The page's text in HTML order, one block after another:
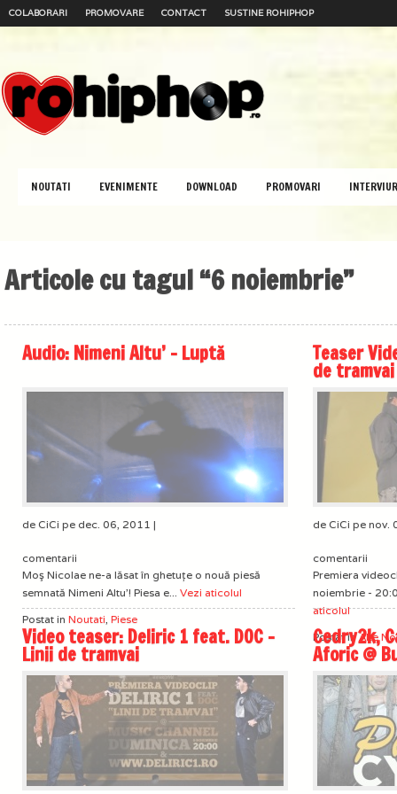
COLABORARI PROMOVARE CONTACT SUSTINE ROHIPHOP
NOUTATI EVENIMENTE DOWNLOAD PROMOVARI
Articole cu tagul “6 noiembrie”
Audio: Nimeni Altu’ – Luptă
de CiCi pe dec. 06, 2011 |
comentarii
Moş Nicolae ne-a lăsat în ghetuţe o nouă piesă
semnată Nimeni Altu'! Piesa e... Vezi aticolul
Postat in Noutati, Piese
Teaser
de tramvai
de CiCi pe nov.
comentarii
Premiera
noiembrie -
aticolul
Postat inAlte
Video teaser: Deliric 1 feat. DOC –
Linii de tramvai
Cedry2k,
Aforic @